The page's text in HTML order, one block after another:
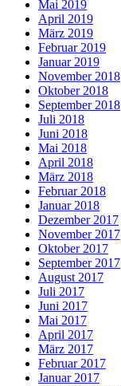
Mai 2019
April 2019
März 2019
Februar 2019
Januar 2019
November 2018
Oktober 2018
September 2018
Juli 2018
Juni 2018
Mai 2018
April 2018
März 2018
Februar 2018
Januar 2018
Dezember 2017
November 2017
Oktober 2017
September 2017
August 2017
Juli 2017
Juni 2017
Mai 2017
April 2017
März 2017
Februar 2017
Januar 2017